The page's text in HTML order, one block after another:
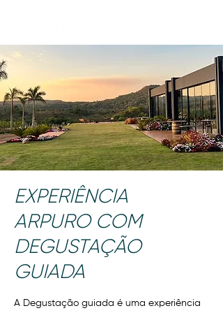
EXPERIÊNCIA
ARPURO COM
DEGUSTAÇÃO
GUIADA
A Degustação guiada é uma experiência